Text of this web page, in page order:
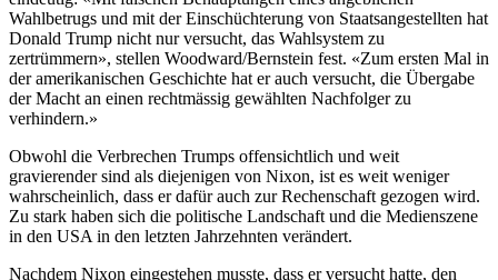
Wahlbetrugs und mit der Einschüchterung von Staatsangestellten hat
Donald Trump nicht nur versucht, das Wahlsystem zu
zertrümmern», stellen Woodward/Bernstein fest. «Zum ersten Mal in
der amerikanischen Geschichte hat er auch versucht, die Übergabe
der Macht an einen rechtmässig gewählten Nachfolger zu
verhindern.»
Obwohl die Verbrechen Trumps offensichtlich und weit
gravierender sind als diejenigen von Nixon, ist es weit weniger
wahrscheinlich, dass er dafür auch zur Rechenschaft gezogen wird.
Zu stark haben sich die politische Landschaft und die Medienszene
in den USA in den letzten Jahrzehnten verändert.
Nachdem Nixon eingestehen musste, dass er versucht hatte, den